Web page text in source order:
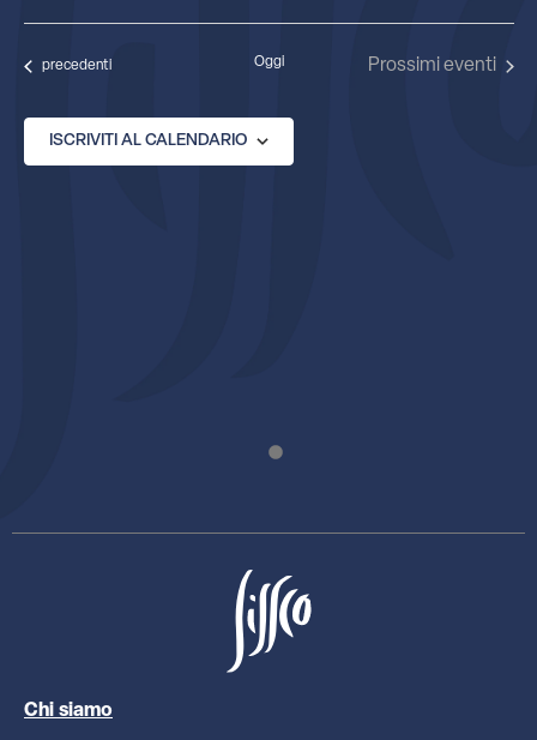
Eventi
precedenti Oggi Prossimi eventi
ISCRIVITI AL CALENDARIO
Chi siamo